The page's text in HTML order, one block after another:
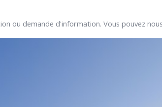
ou demande d'information. Vous pouvez